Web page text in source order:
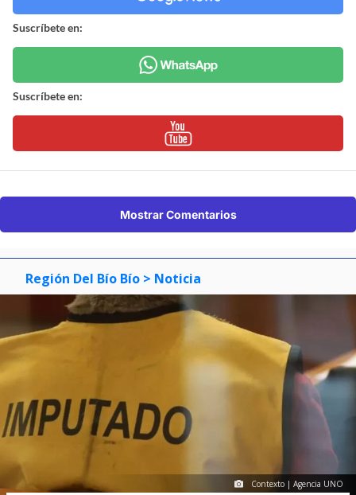
Suscríbete en:
Suscríbete en:
Mostrar Comentarios
Región Del Bío Bío > Noticia
Contexto | Agencia UNO